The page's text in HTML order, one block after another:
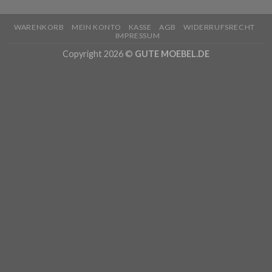
WARENKORB MEIN KONTO KASSE AGB
WIDERRUFSRECHT
IMPRESSUM
Copyright 2026 © GUTE MOEBEL.DE